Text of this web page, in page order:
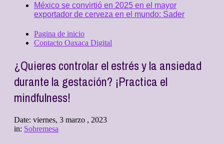
México se convirtió en 2025 en el mayor
exportador de cerveza en el mundo: Sader
Pagina de inicio
Contacto Oaxaca Digital
¿Quieres controlar el estrés y la ansiedad
durante la gestación? ¡Practica el
mindfulness!
Date: viernes, 3 marzo , 2023
in: Sobremesa